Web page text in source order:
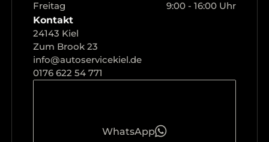
Freitag
9:00 - 16:00 Uhr
Kontakt
24143 Kiel
Zum Brook 23
info@autoservicekiel.de
0176 622 54 771
WhatsApp